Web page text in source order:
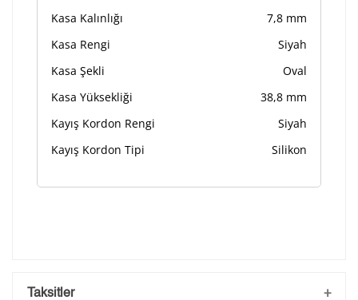
Kasa Kalınlığı
7,8 mm
Kasa Rengi
Siyah
Kasa Şekli
Oval
Kasa Yüksekliği
38,8 mm
Kayış Kordon Rengi
Siyah
Kayış Kordon Tipi
Silikon
Taksitler